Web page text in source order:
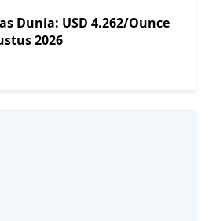
Dunia: USD 4.262/Ounce
2026